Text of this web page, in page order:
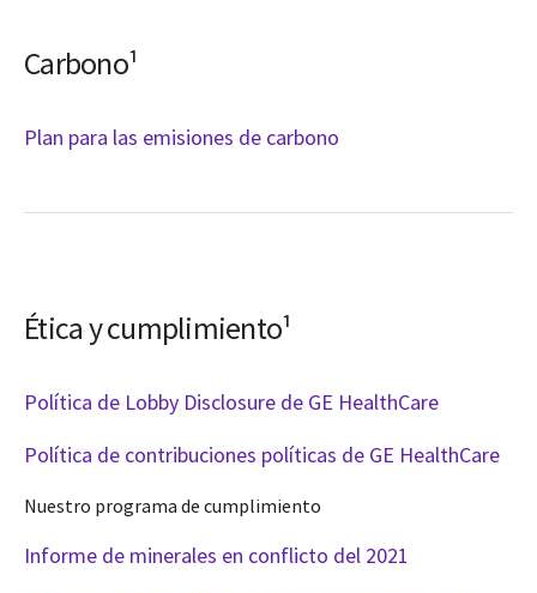
Carbono¹
Plan para las emisiones de carbono
Ética y cumplimiento¹
Política de Lobby Disclosure de GE HealthCare
Política de contribuciones políticas de GE HealthCare
Nuestro programa de cumplimiento
Informe de minerales en conflicto del 2021